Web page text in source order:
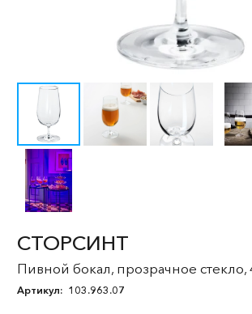
СТОРСИНТ
Пивной бокал, прозрачное стекло,
Артикул: 103.963.07